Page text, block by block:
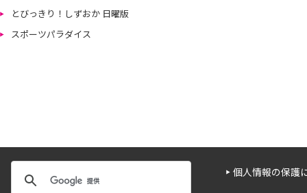
とびっきり！しずおか 日曜版
スポーツパラダイス
個人情報の保護